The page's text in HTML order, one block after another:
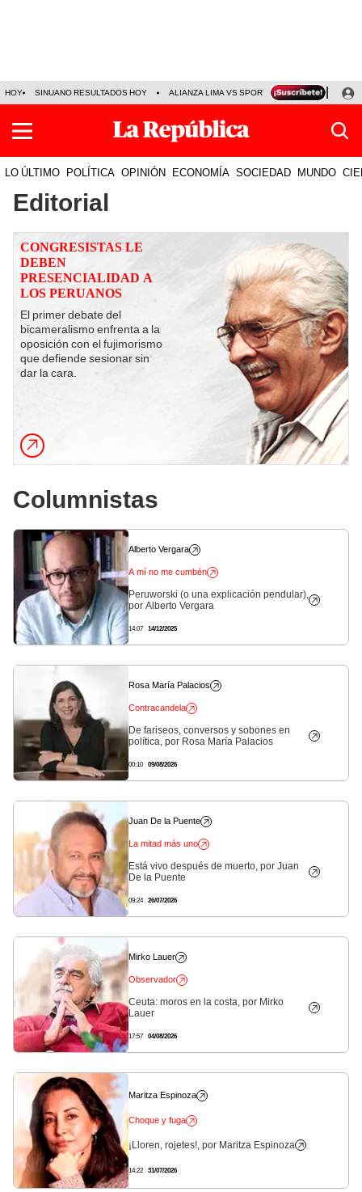
HOY SINUANO RESULTADOS HOY ALIANZA LIMA VS SPORT BOYS JORGE
LO ÚLTIMO POLÍTICA OPINIÓN ECONOMÍA SOCIEDAD MUNDO
Editorial
CONGRESISTAS LE
DEBEN
PRESENCIALIDAD A
LOS PERUANOS
El primer debate del
bicameralismo enfrenta a la
oposición con el fujimorismo
que defiende sesionar sin
dar la cara.
Columnistas
Alberto Vergara
A mí no me cumbén
Peruworski (o una explicación pendular),
por Alberto Vergara
14:07 14/12/2025
Rosa María Palacios
Contracandela
De fariseos, conversos y sobones en
política, por Rosa María Palacios
00:10| 09/08/2026
Juan De la Puente
La mitad más uno
Está vivo después de muerto, por Juan
De la Puente
09:24| 26/07/2026
Mirko Lauer
Observador
Ceuta: moros en la costa, por Mirko
Lauer
17:57 04/08/2026
Maritza Espinoza
Choque y fuga
¡Lloren, rojetes!, por Maritza Espinoza
14:22 31/07/2026